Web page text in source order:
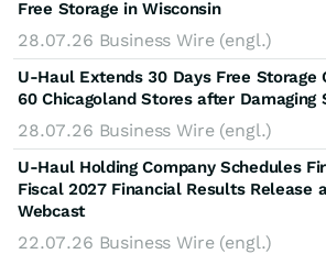
Free Storage in Wisconsin
28.07.26 Business Wire (engl.)
U-Haul Extends 30 Days Free Storage
60 Chicagoland Stores after Damaging
28.07.26 Business Wire (engl.)
U-Haul Holding Company Schedules
Fiscal 2027 Financial Results Release
Webcast
22.07.26 Business Wire (engl.)